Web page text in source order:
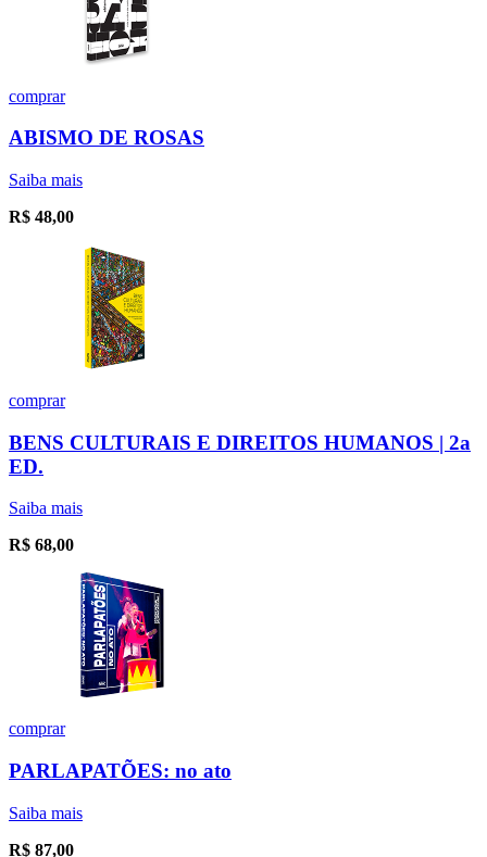
comprar
ABISMO DE ROSAS
Saiba mais
R$ 48,00
comprar
BENS CULTURAIS E DIREITOS HUMANOS | 2a
ED.
Saiba mais
R$ 68,00
comprar
PARLAPATÕES: no ato
Saiba mais
R$ 87,00